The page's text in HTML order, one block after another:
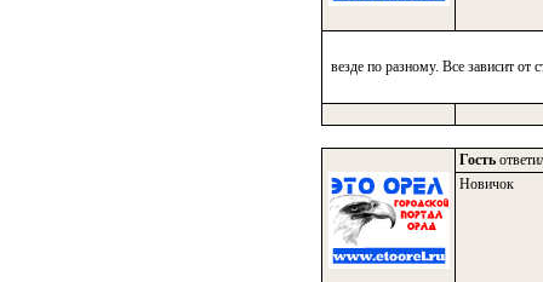
везде по разному. Все зависит от
Гость
Новичок